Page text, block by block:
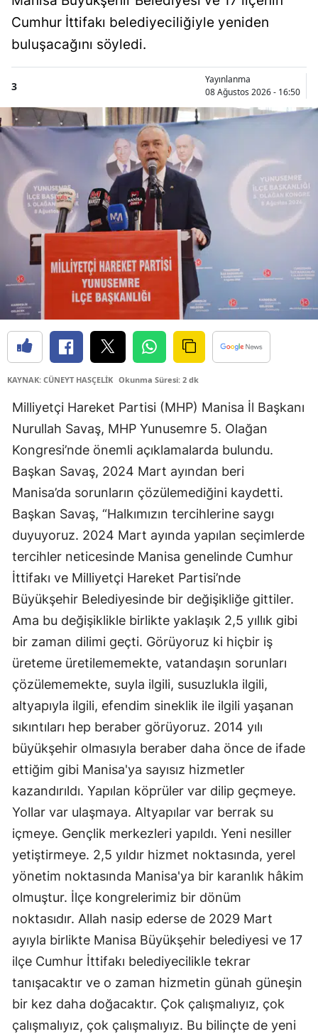
Cumhur İttifakı belediyeciliğiyle yeniden
buluşacağını söyledi.
3
Yayınlanma
08 Ağustos 2026 - 16:50
KAYNAK: CÜNEYT HASÇELİK Okunma Süresi: 2 dk
Milliyetçi Hareket Partisi (MHP) Manisa İl Başkanı
Nurullah Savaş, MHP Yunusemre 5. Olağan
Kongresi’nde önemli açıklamalarda bulundu.
Başkan Savaş, 2024 Mart ayından beri
Manisa’da sorunların çözülemediğini kaydetti.
Başkan Savaş, “Halkımızın tercihlerine saygı
duyuyoruz. 2024 Mart ayında yapılan seçimlerde
tercihler neticesinde Manisa genelinde Cumhur
İttifakı ve Milliyetçi Hareket Partisi’nde
Büyükşehir Belediyesinde bir değişikliğe gittiler.
Ama bu değişiklikle birlikte yaklaşık 2,5 yıllık gibi
bir zaman dilimi geçti. Görüyoruz ki hiçbir iş
üreteme üretilememekte, vatandaşın sorunları
çözülememekte, suyla ilgili, susuzlukla ilgili,
altyapıyla ilgili, efendim sineklik ile ilgili yaşanan
sıkıntıları hep beraber görüyoruz. 2014 yılı
büyükşehir olmasıyla beraber daha önce de ifade
ettiğim gibi Manisa'ya sayısız hizmetler
kazandırıldı. Yapılan köprüler var dilip geçmeye.
Yollar var ulaşmaya. Altyapılar var berrak su
içmeye. Gençlik merkezleri yapıldı. Yeni nesiller
yetiştirmeye. 2,5 yıldır hizmet noktasında, yerel
yönetim noktasında Manisa'ya bir karanlık hâkim
olmuştur. İlçe kongrelerimiz bir dönüm
noktasıdır. Allah nasip ederse de 2029 Mart
ayıyla birlikte Manisa Büyükşehir belediyesi ve 17
ilçe Cumhur İttifakı belediyecilikle tekrar
tanışacaktır ve o zaman hizmetin günah güneşin
bir kez daha doğacaktır. Çok çalışmalıyız, çok
çalışmalıyız, çok çalışmalıyız. Bu bilinçte de yeni